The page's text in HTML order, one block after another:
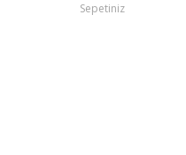
Sepetiniz